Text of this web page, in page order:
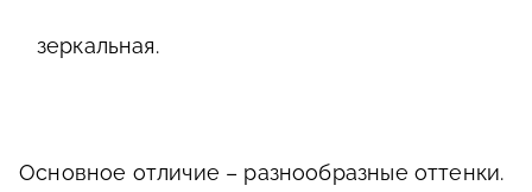
зеркальная.
Основное отличие – разнообразные оттенки.